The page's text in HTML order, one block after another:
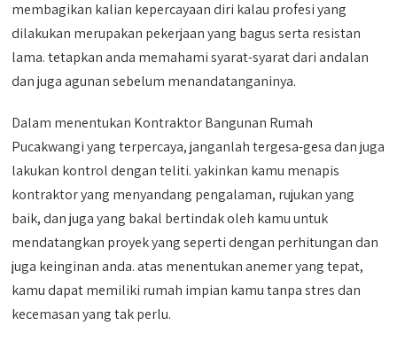
membagikan kalian kepercayaan diri kalau profesi yang
dilakukan merupakan pekerjaan yang bagus serta resistan
lama. tetapkan anda memahami syarat-syarat dari andalan
dan juga agunan sebelum menandatanganinya.
Dalam menentukan Kontraktor Bangunan Rumah
Pucakwangi yang terpercaya, janganlah tergesa-gesa dan juga
lakukan kontrol dengan teliti. yakinkan kamu menapis
kontraktor yang menyandang pengalaman, rujukan yang
baik, dan juga yang bakal bertindak oleh kamu untuk
mendatangkan proyek yang seperti dengan perhitungan dan
juga keinginan anda. atas menentukan anemer yang tepat,
kamu dapat memiliki rumah impian kamu tanpa stres dan
kecemasan yang tak perlu.